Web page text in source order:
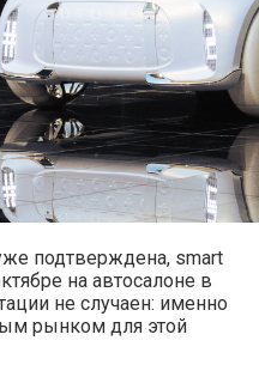
подтверждена, smart
на автосалоне в
не случаен: именно
рынком для этой